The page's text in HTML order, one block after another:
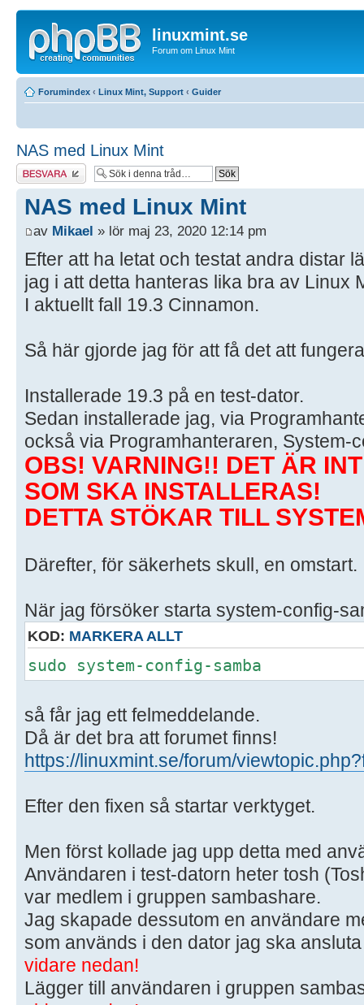
linuxmint.se
Forum om Linux Mint
Forumindex ‹ Linux Mint, Support ‹ Guider
NAS med Linux Mint
Besvara
NAS med Linux Mint
av Mikael » lör maj 23, 2020 12:14 pm
Efter att ha letat och testat andra distar
jag i att detta hanteras lika bra av Linux
I aktuellt fall 19.3 Cinnamon.
Så här gjorde jag för att få det att
Installerade 19.3 på en test-dator.
Sedan installerade jag, via
också via Programhanteraren, System-
OBS! VARNING!! DET ÄR
SOM SKA INSTALLERAS!
DETTA STÖKAR TILL
Därefter, för säkerhets skull, en omstart.
När jag försöker starta system-config-
KOD: MARKERA ALLT
sudo system-config-samba
så får jag ett felmeddelande.
Då är det bra att forumet finns!
https://linuxmint.se/forum/
Efter den fixen så startar verktyget.
Men först kollade jag upp detta med
Användaren i test-datorn heter tosh
var medlem i gruppen sambashare.
Jag skapade dessutom en användare
som används i den dator jag ska
vidare nedan!
Lägger till användaren i gruppen